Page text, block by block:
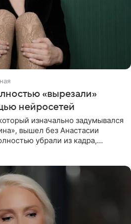
«вырезали»
нейросетей
изначально задумывался
вышел без Анастасии
убрали из кадра,